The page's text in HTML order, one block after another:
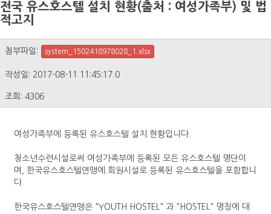
전국 유스호스텔 설치 현황(출처 : 여성가족부) 및 법
적고지
첨부파일: system_1502418978028_1.xlsx
작성일: 2017-08-11 11:45:17.0
조회: 4306
여성가족부에 등록된 유스호스텔 설치 현황입니다.
청소년수련시설로써 여성가족부에 등록된 모든 유스호스텔 명단이
며, 한국유스호스텔연맹에 회원시설로 등록된 유스호스텔을 포함합니
다.
한국유스호스텔연맹은 "YOUTH HOSTEL" 과 "HOSTEL" 명칭에 대